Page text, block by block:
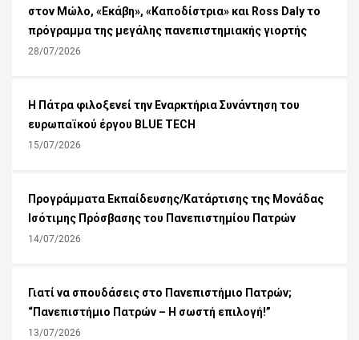
στον Μώλο, «Εκάβη», «Καποδίστρια» και Ross Daly το
πρόγραμμα της μεγάλης πανεπιστημιακής γιορτής
28/07/2026
Η Πάτρα φιλοξενεί την Εναρκτήρια Συνάντηση του
ευρωπαϊκού έργου BLUE TECH
15/07/2026
Προγράμματα Εκπαίδευσης/Κατάρτισης της Μονάδας
Ισότιμης Πρόσβασης του Πανεπιστημίου Πατρών
14/07/2026
Γιατί να σπουδάσεις στο Πανεπιστήμιο Πατρών;
“Πανεπιστήμιο Πατρών – Η σωστή επιλογή!”
13/07/2026